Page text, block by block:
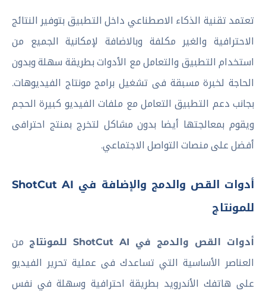
تعتمد تقنية الذكاء الاصطناعي داخل التطبيق بتوفير النتائج
الاحترافية والغير مكلفة وبالاضافة لإمكانية الجميع من
استخدام التطبيق والتعامل مع الأدوات بطريقة سهلة وبدون
الحاجة لخبرة مسبقة فى تشغيل برامج مونتاج الفيديوهات.
بجانب دعم التطبيق التعامل مع ملفات الفيديو كبيرة الحجم
ويقوم بمعالجتها أيضا بدون مشاكل لتخرج بمنتج احترافى
أفضل على منصات التواصل الاجتماعي.
أدوات القص والدمج والإضافة في ShotCut AI
للمونتاج
أدوات القص والدمج في ShotCut AI للمونتاج
من
العناصر الأساسية التي تساعدك فى عملية تحرير الفيديو
على هاتفك الأندرويد بطريقة احترافية وسهلة في نفس